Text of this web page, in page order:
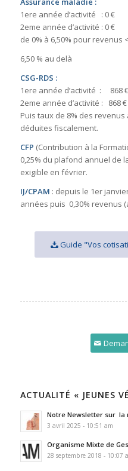
1ere année d’activité : 0 €
2eme année d’activité : 0 €
de 0% à 6,50% pour revenus
6,50 % au delà
CSG-RDS :
1ere année d’activité : 868 €
2eme année d’activité : 868 €
Puis taux de 8% des
déduites fiscalement.
CFP (Contribution à la
0,25% du plafond annuel de
exigible en février.
IJ/CPAM : depuis le 1er
années puis 0,30% revenus
Guide "Vos
ACTUALITÉ « JEUNES
Notre Newsletter sur la
3 avril 2025 - 10:51 am
Organisme Mixte de
28 septembre 2018 - 10:07